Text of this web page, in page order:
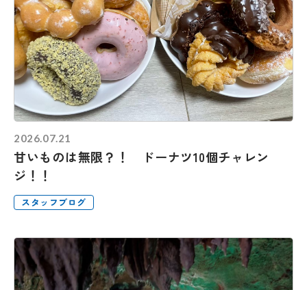
2026.07.21
甘いものは無限？！ ドーナツ10個チャレン
ジ！！
スタッフブログ